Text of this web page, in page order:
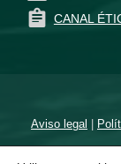
CANAL
Aviso legal |